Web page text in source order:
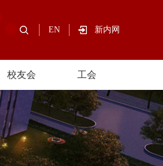
EN 新内网
校友会 工会